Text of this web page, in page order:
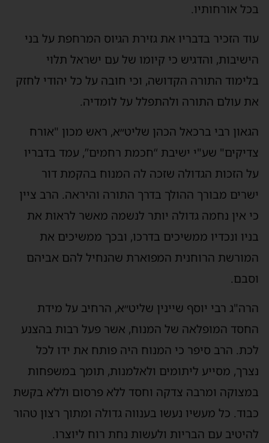
בכל אורחותיו.
עוד הזכיר בדבריו את גזירת הגיוס המרחפת על בני
הישיבות, והדגיש כי קיומו של עם ישראל תלוי
בלימוד התורה הקדושה, וכי חובה על כל יהודי לחזק
את עולם התורה ולהתפלל על לומדיה.
הגאון רבי ברכאל הכהן שליט״א, ראש מכון "אורח
צדיקים" שע"י ישיבת “חכמת רחמים”, עמד בדבריו
על הזכות הגדולה שזכה לה המנוח בהקמת דור
ישרים מבורך ההולך בדרך התורה והיראה. הרב ציין
כי אין נחמה גדולה יותר לנשמה מאשר לראות את
בניו ונכדיו ממשיכים בדרכו, ובכך ממשיכים את
המורשת הרוחנית המפוארת שהנחיל להם אביהם
וסבם.
הרה"ג רבי יוסף שיינין שליט״א, הרחיב על מידת
החסד המופלאה של המנוח, אשר פעל רבות בהצנע
לכת. הרב סיפר כי המנוח היה פותח את ידו לכל
נצרך, מסייע ליתומים ולאלמנות, תומך במשפחות
במצוקה ומרבה צדקה וחסד ללא פרסום וללא בקשת
כבוד. כל מעשיו נעשו בענווה גדולה ומתוך רצון טהור
להיטיב עם הבריות ולעשות נחת רוח ליוצרו.